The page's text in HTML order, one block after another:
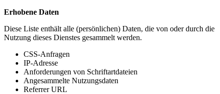
Erhobene Daten
Diese Liste enthält alle (persönlichen) Daten, die von oder durch die
Nutzung dieses Dienstes gesammelt werden.
CSS-Anfragen
IP-Adresse
Anforderungen von Schriftartdateien
Angesammelte Nutzungsdaten
Referrer URL